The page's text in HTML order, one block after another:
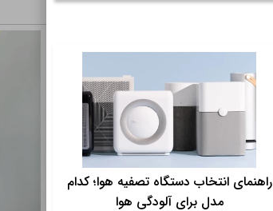
راهنمای انتخاب دستگاه تصفیه هوا؛ کدام
مدل برای آلودگی هوا